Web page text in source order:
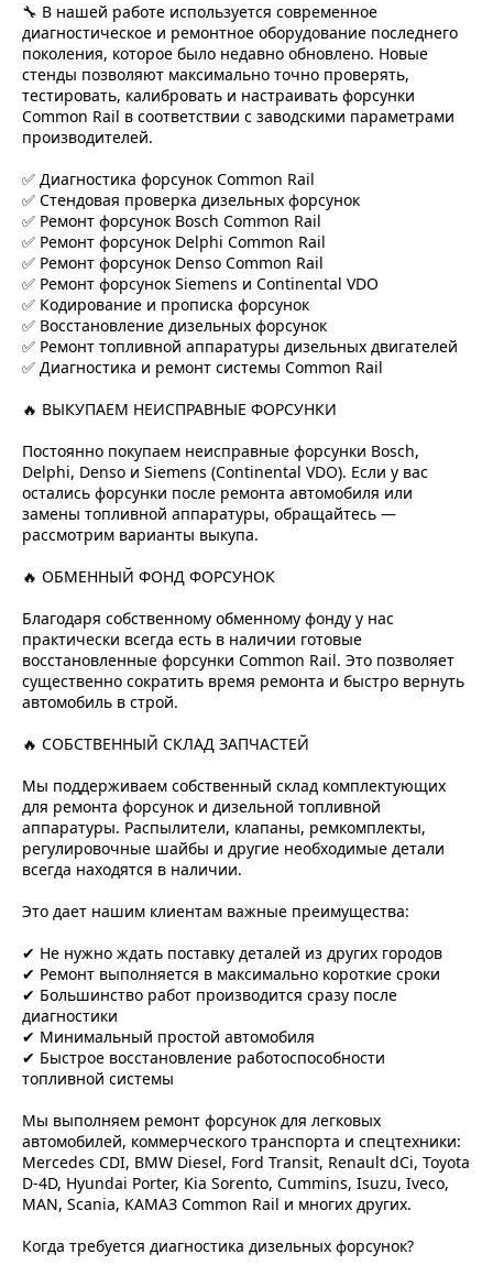
🔧 В нашей работе используется современное
диагностическое и ремонтное оборудование последнего
поколения, которое было недавно обновлено. Новые
стенды позволяют максимально точно проверять,
тестировать, калибровать и настраивать форсунки
Common Rail в соответствии с заводскими параметрами
производителей.
✅ Диагностика форсунок Common Rail
✅ Стендовая проверка дизельных форсунок
✅ Ремонт форсунок Bosch Common Rail
✅ Ремонт форсунок Delphi Common Rail
✅ Ремонт форсунок Denso Common Rail
✅ Ремонт форсунок Siemens и Continental VDO
✅ Кодирование и прописка форсунок
✅ Восстановление дизельных форсунок
✅ Ремонт топливной аппаратуры дизельных двигателей
✅ Диагностика и ремонт системы Common Rail
🔥 ВЫКУПАЕМ НЕИСПРАВНЫЕ ФОРСУНКИ
Постоянно покупаем неисправные форсунки Bosch,
Delphi, Denso и Siemens (Continental VDO). Если у вас
остались форсунки после ремонта автомобиля или
замены топливной аппаратуры, обращайтесь —
рассмотрим варианты выкупа.
🔥 ОБМЕННЫЙ ФОНД ФОРСУНОК
Благодаря собственному обменному фонду у нас
практически всегда есть в наличии готовые
восстановленные форсунки Common Rail. Это позволяет
существенно сократить время ремонта и быстро вернуть
автомобиль в строй.
🔥 СОБСТВЕННЫЙ СКЛАД ЗАПЧАСТЕЙ
Мы поддерживаем собственный склад комплектующих
для ремонта форсунок и дизельной топливной
аппаратуры. Распылители, клапаны, ремкомплекты,
регулировочные шайбы и другие необходимые детали
всегда находятся в наличии.
Это дает нашим клиентам важные преимущества:
✔ Не нужно ждать поставку деталей из других городов
✔ Ремонт выполняется в максимально короткие сроки
✔ Большинство работ производится сразу после
диагностики
✔ Минимальный простой автомобиля
✔ Быстрое восстановление работоспособности
топливной системы
Мы выполняем ремонт форсунок для легковых
автомобилей, коммерческого транспорта и спецтехники:
Mercedes CDI, BMW Diesel, Ford Transit, Renault dCi, Toyota
D-4D, Hyundai Porter, Kia Sorento, Cummins, Isuzu, Iveco,
MAN, Scania, КАМАЗ Common Rail и многих других.
Когда требуется диагностика дизельных форсунок?